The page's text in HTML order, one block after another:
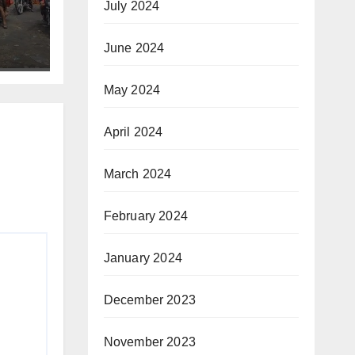
July 2024
June 2024
May 2024
April 2024
March 2024
February 2024
January 2024
December 2023
November 2023